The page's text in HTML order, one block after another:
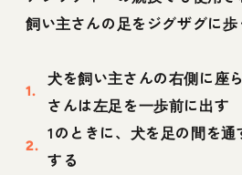
飼い主さんの足をジグザグに歩
犬を飼い主さんの右側に座
さんは左足を一歩前に出す
1のときに、犬を足の間を
する